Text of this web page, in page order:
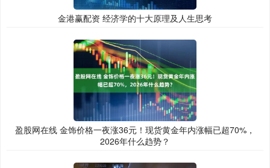
金港赢配资 经济学的十大原理及人生思考
盈股网在线 金饰价格一夜涨36元！现货黄金年内涨幅已超70%，
2026年什么趋势？